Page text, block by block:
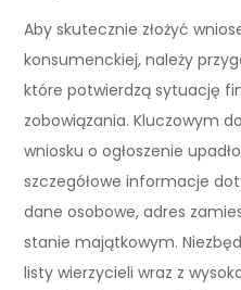
Aby skutecznie złożyć
konsumenckiej, należy
które potwierdzą sytuację
zobowiązania. Kluczowym
wniosku o ogłoszenie
szczegółowe informacje
dane osobowe, adres
stanie majątkowym.
listy wierzycieli wraz z